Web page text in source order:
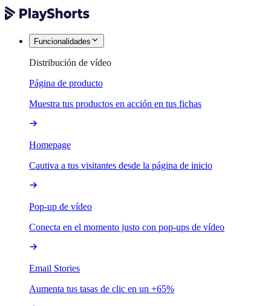
Funcionalidades
Distribución de vídeo
Página de producto
Muestra tus productos en acción en tus fichas
Homepage
Cautiva a tus visitantes desde la página de inicio
Pop-up de vídeo
Conecta en el momento justo con pop-ups de vídeo
Email Stories
Aumenta tus tasas de clic en un +65%